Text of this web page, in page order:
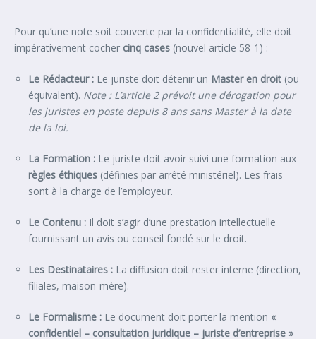
Pour qu’une note soit couverte par la confidentialité, elle doit
impérativement cocher cinq cases (nouvel article 58-1) :
Le Rédacteur : Le juriste doit détenir un Master en droit (ou
équivalent). Note : L’article 2 prévoit une dérogation pour
les juristes en poste depuis 8 ans sans Master à la date
de la loi.
La Formation : Le juriste doit avoir suivi une formation aux
règles éthiques (définies par arrêté ministériel). Les frais
sont à la charge de l’employeur.
Le Contenu : Il doit s’agir d’une prestation intellectuelle
fournissant un avis ou conseil fondé sur le droit.
Les Destinataires : La diffusion doit rester interne (direction,
filiales, maison-mère).
Le Formalisme : Le document doit porter la mention «
confidentiel – consultation juridique – juriste d’entreprise »